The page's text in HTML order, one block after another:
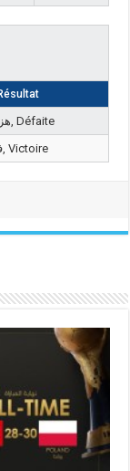
هزيمة, Défaite
فاز, Victoire